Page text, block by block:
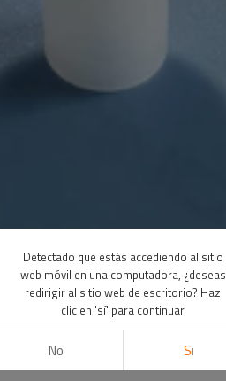
de polvo Gema
Detectado que estás accediendo al sitio
web móvil en una computadora, ¿deseas
redirigir al sitio web de escritorio? Haz
clic en 'sí' para continuar
No Si